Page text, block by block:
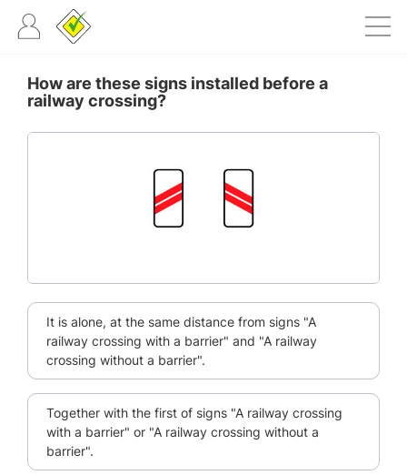
How are these signs installed before a
railway crossing?
It is alone, at the same distance from signs "A
railway crossing with a barrier" and "A railway
crossing without a barrier".
Together with the first of signs "A railway crossing
with a barrier" or "A railway crossing without a
barrier".